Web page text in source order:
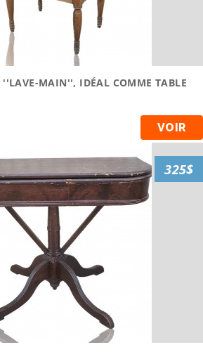
''LAVE-MAIN'', IDÉAL COMME TABLE
VOIR
325$